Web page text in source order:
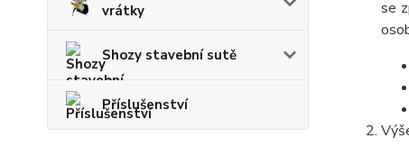
vrátky
Shozy stavební sutě
Příslušenství
se